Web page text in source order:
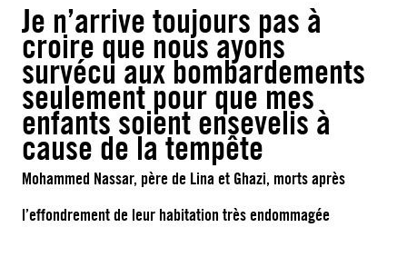
Je n’arrive toujours pas à
croire que nous ayons
survécu aux bombardements
seulement pour que mes
enfants soient ensevelis à
cause de la tempête
Mohammed Nassar, père de Lina et Ghazi, morts après
l’effondrement de leur habitation très endommagée